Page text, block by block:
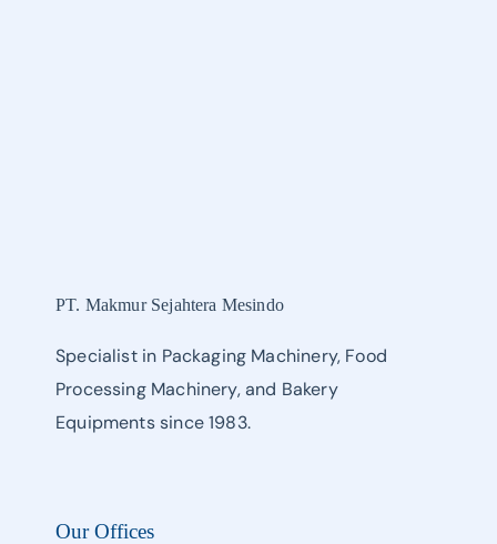
PT. Makmur Sejahtera Mesindo
Specialist in Packaging Machinery, Food
Processing Machinery, and Bakery
Equipments since 1983.
Our Offices